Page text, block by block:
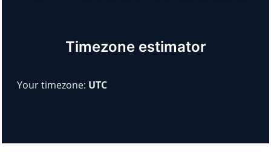
Timezone estimator
Your timezone: UTC